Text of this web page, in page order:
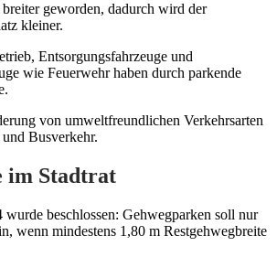
breiter geworden, dadurch wird der
kleiner.
Entsorgungsfahrzeuge und
wie Feuerwehr haben durch parkende
von umweltfreundlichen Verkehrsarten
Busverkehr.
im Stadtrat
beschlossen: Gehwegparken soll nur
wenn mindestens 1,80 m Restgehwegbreite